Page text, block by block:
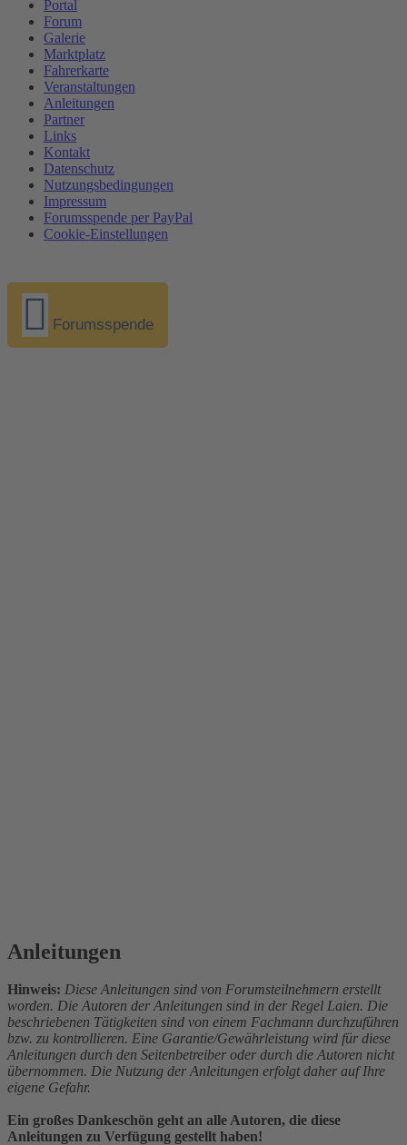
Portal
Forum
Galerie
Marktplatz
Fahrerkarte
Veranstaltungen
Anleitungen
Partner
Links
Kontakt
Datenschutz
Nutzungsbedingungen
Impressum
Forumsspende per PayPal
Cookie-Einstellungen
Forumsspende
Anleitungen
Hinweis: Diese Anleitungen sind von Forumsteilnehmern erstellt
worden. Die Autoren der Anleitungen sind in der Regel Laien. Die
beschriebenen Tätigkeiten sind von einem Fachmann durchzuführen
bzw. zu kontrollieren. Eine Garantie/Gewährleistung wird für diese
Anleitungen durch den Seitenbetreiber oder durch die Autoren nicht
übernommen. Die Nutzung der Anleitungen erfolgt daher auf Ihre
eigene Gefahr.
Ein großes Dankeschön geht an alle Autoren, die diese
Anleitungen zu Verfügung gestellt haben!